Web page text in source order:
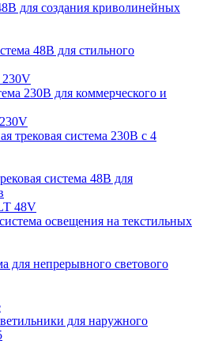
для создания криволинейных
48В для стильного
230V
230В для коммерческого и
трековая система 230В с 4
система 48В для
48V
освещения на текстильных
для непрерывного светового
для наружного